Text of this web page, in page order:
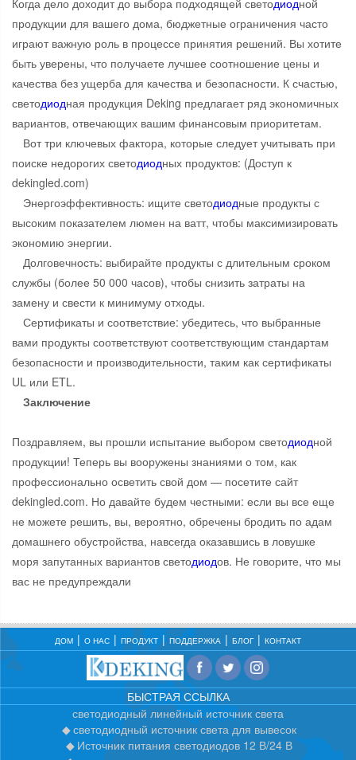
продукции для вашего дома, бюджетные ограничения часто
играют важную роль в процессе принятия решений. Вы хотите
быть уверены, что получаете лучшее соотношение цены и
качества без ущерба для качества и безопасности. К счастью,
светодиодная продукция Deking предлагает ряд экономичных
вариантов, отвечающих вашим финансовым приоритетам.
Вот три ключевых фактора, которые следует учитывать при
поиске недорогих светодиодных продуктов: (Доступ к
dekingled.com)
Энергоэффективность: ищите светодиодные продукты с
высоким показателем люмен на ватт, чтобы максимизировать
экономию энергии.
Долговечность: выбирайте продукты с длительным сроком
службы (более 50 000 часов), чтобы снизить затраты на
замену и свести к минимуму отходы.
Сертификаты и соответствие: убедитесь, что выбранные
вами продукты соответствуют соответствующим стандартам
безопасности и производительности, таким как сертификаты
UL или ETL.
Заключение
Поздравляем, вы прошли испытание выбором светодиодной
продукции! Теперь вы вооружены знаниями о том, как
профессионально осветить свой дом — посетите сайт
dekingled.com. Но давайте будем честными: если вы все еще
не можете решить, вы, вероятно, обречены бродить по адам
домашнего обустройства, навсегда оказавшись в ловушке
моря запутанных вариантов светодиодов. Не говорите, что мы
вас не предупреждали
ДОМ О НАС ПРОДУКТ ПОДДЕРЖКА БЛОГ КОНТАКТ
БЫСТРАЯ ССЫЛКА
светодиодный линейный источник света
светодиодный источник света для вывесок
Источник питания светодиодов 12 В/24 В